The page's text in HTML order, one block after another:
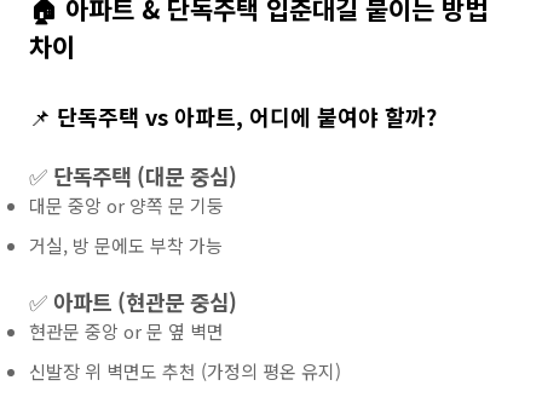
🏠 아파트 & 단독주택 입춘대길 붙이는 방법
차이
📌 단독주택 vs 아파트, 어디에 붙여야 할까?
✅ 단독주택 (대문 중심)
대문 중앙 or 양쪽 문 기둥
거실, 방 문에도 부착 가능
✅ 아파트 (현관문 중심)
현관문 중앙 or 문 옆 벽면
신발장 위 벽면도 추천 (가정의 평온 유지)